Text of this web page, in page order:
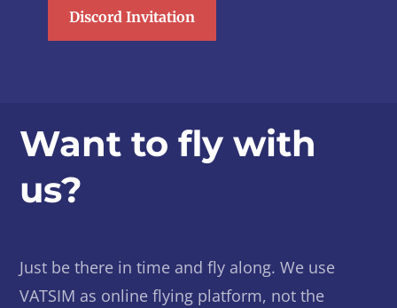
Discord Invitation
Want to fly with
us?
Just be there in time and fly along. We use
VATSIM as online flying platform, not the